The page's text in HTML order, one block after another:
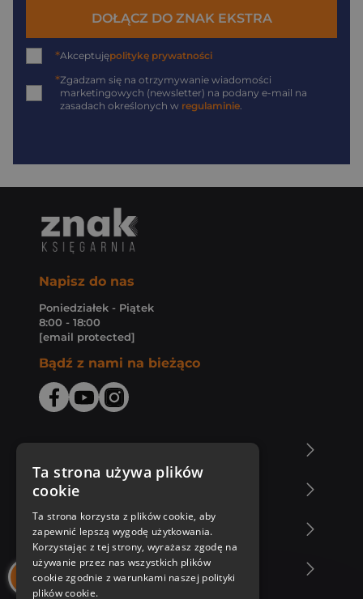
DOŁĄCZ DO ZNAK EKSTRA
*Akceptujępolitykę prywatności
*Zgadzam się na otrzymywanie wiadomości
marketingowych (newsletter) na podany e-mail na
zasadach określonych w regulaminie
Napisz do nas
Poniedziałek - Piątek
8:00 - 18:00
[email protected]
Bądź z nami na bieżąco
Zakupy u nas
Nasza oferta
Nasi autorzy
Ta strona używa plików
cookie
Ta strona korzysta z plików cookie, aby
zapewnić lepszą wygodę użytkowania.
Korzystając z tej strony, wyrażasz zgodę na
używanie przez nas wszystkich plików
cookie zgodnie z warunkami naszej polityki
plików cookie.